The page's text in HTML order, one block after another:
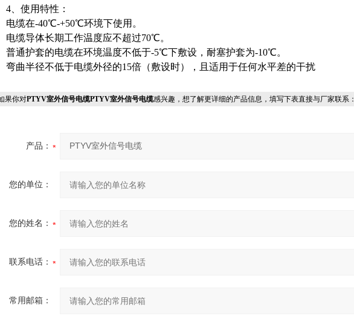
4、使用特性：
电缆在-40℃-+50℃环境下使用。
电缆导体长期工作温度应不超过70℃。
普通护套的电缆在环境温度不低于-5℃下敷设，耐塞护套为-10℃。
弯曲半径不低于电缆外径的15倍（敷设时），且适用于任何水平差的干扰
你对PTYV室外信号电缆PTYV室外信号电缆感兴趣，想了解更详细的产品信息，填写下表直接与厂家联系：
产品：
您的单位：
您的姓名：
联系电话：
常用邮箱：